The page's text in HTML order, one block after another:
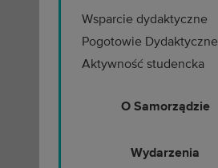
Wsparcie dydaktyczne
Pogotowie Dydaktyczne
Aktywność studencka
O Samorządzie
Wydarzenia